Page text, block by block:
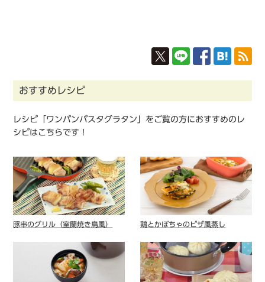
おすすめレシピ
レシピ「ワンパンパスタグラタン」をご覧の方におすすめのレ
シピはこちらです！
豚串のグリル（室蘭焼き鳥風） 鶏とかぼちゃのピザ風蒸し